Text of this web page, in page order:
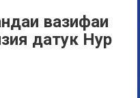
вазифаи
датук Нур